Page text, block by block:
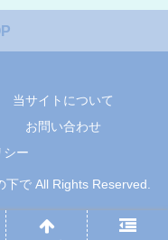
当サイトについて
お問い合わせ
シー
で All Rights Reserved.